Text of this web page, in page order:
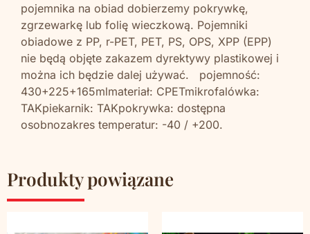
pojemnika na obiad dobierzemy pokrywkę,
zgrzewarkę lub folię wieczkową. Pojemniki
obiadowe z PP, r-PET, PET, PS, OPS, XPP (EPP)
nie będą objęte zakazem dyrektywy plastikowej i
można ich będzie dalej używać. pojemność:
430+225+165mlmateriał: CPETmikrofalówka:
TAKpiekarnik: TAKpokrywka: dostępna
osobnozakres temperatur: -40 / +200.
Produkty powiązane